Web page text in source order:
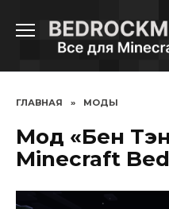
содержанию
ГЛАВНАЯ » МОДЫ
Мод «Бен
Minecraft